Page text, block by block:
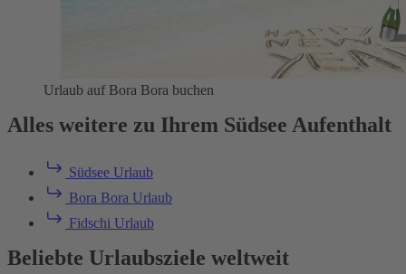
Urlaub auf Bora Bora buchen
Alles weitere zu Ihrem Südsee Aufenthalt
Südsee Urlaub
Bora Bora Urlaub
Fidschi Urlaub
Beliebte Urlaubsziele weltweit